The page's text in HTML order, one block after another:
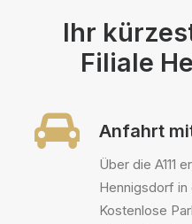
Ihr
Filiale
Anfahrt
Über die A111
Hennigsdorf
Kostenlose